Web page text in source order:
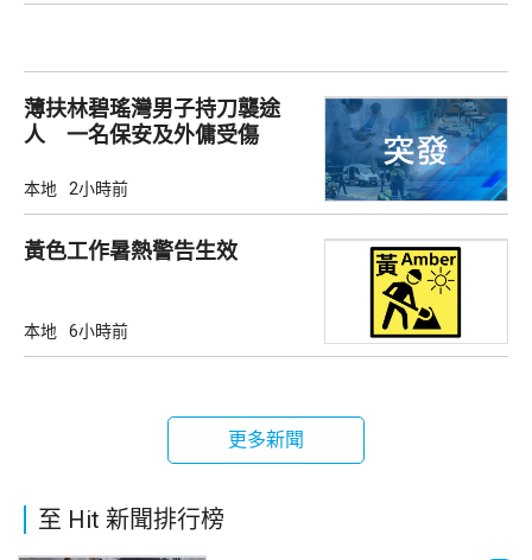
薄扶林碧瑤灣男子持刀襲途
人 一名保安及外傭受傷
本地 2小時前
黃色工作暑熱警告生效
本地 6小時前
更多新聞
至 Hit 新聞排行榜